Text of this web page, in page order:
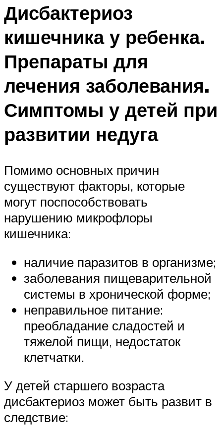
Дисбактериоз
кишечника у ребенка.
Препараты для
лечения заболевания.
Симптомы у детей при
развитии недуга
Помимо основных причин
существуют факторы, которые
могут поспособствовать
нарушению микрофлоры
кишечника:
наличие паразитов в организме;
заболевания пищеварительной
системы в хронической форме;
неправильное питание:
преобладание сладостей и
тяжелой пищи, недостаток
клетчатки.
У детей старшего возраста
дисбактериоз может быть развит в
следствие: